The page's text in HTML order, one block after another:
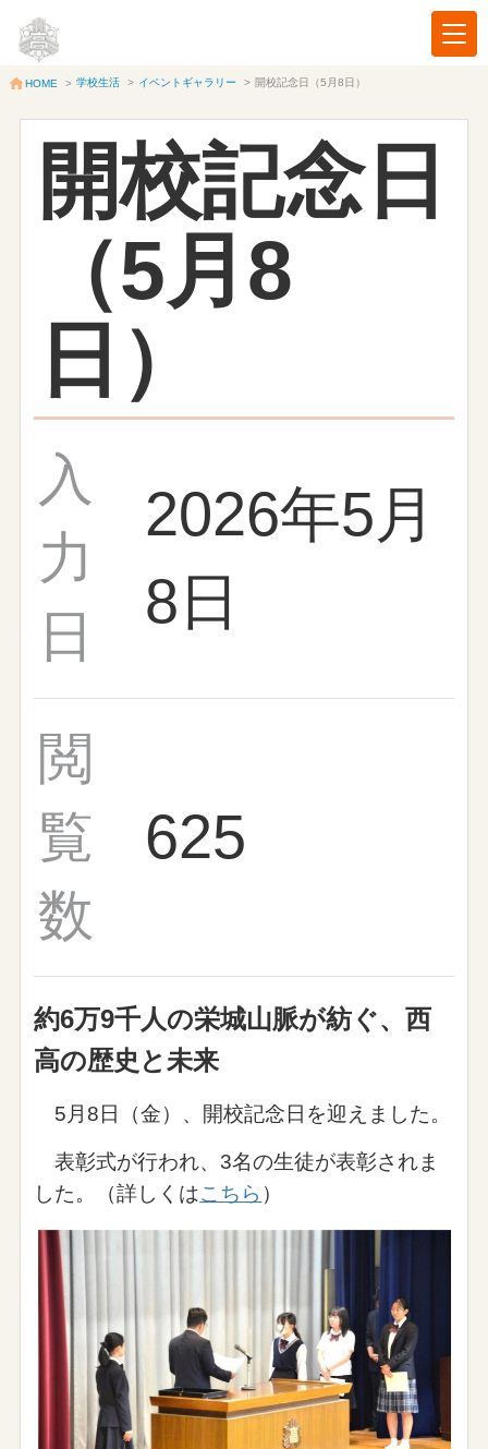
HOME > 学校生活 > イベントギャラリー > 開校記念日（5月8日）
開校記念日
（5月8
日）
入
力
日
2026年5月
8日
閲
覧
数
625
約6万9千人の栄城山脈が紡ぐ、西
高の歴史と未来
5月8日（金）、開校記念日を迎えました。
表彰式が行われ、3名の生徒が表彰されま
した。（詳しくはこちら ）